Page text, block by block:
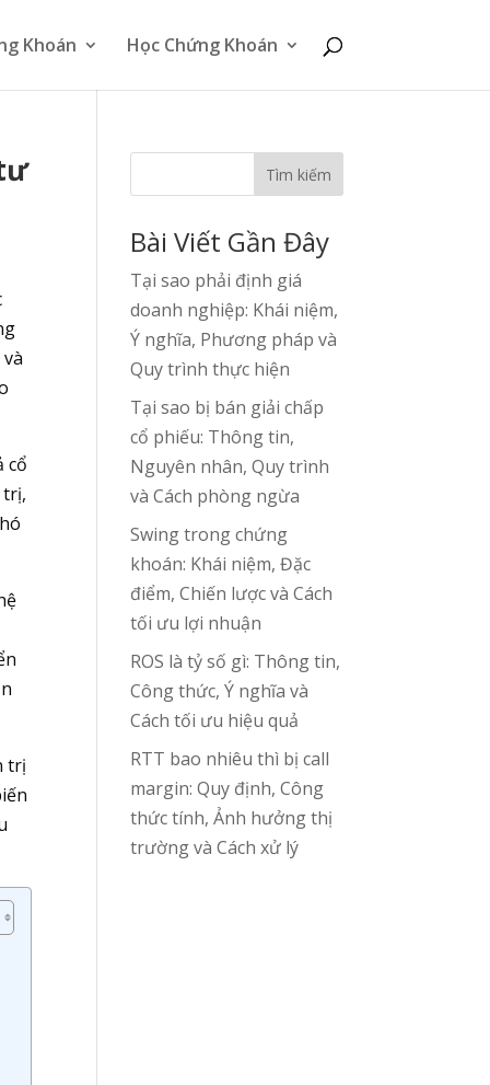
Khoán Học Chứng Khoán
cổ
trị,
trị
Tìm kiếm
Bài Viết Gần Đây
Tại sao phải định giá
doanh nghiệp: Khái niệm,
Ý nghĩa, Phương pháp và
Quy trình thực hiện
Tại sao bị bán giải chấp
cổ phiếu: Thông tin,
Nguyên nhân, Quy trình
và Cách phòng ngừa
Swing trong chứng
khoán: Khái niệm, Đặc
điểm, Chiến lược và Cách
tối ưu lợi nhuận
ROS là tỷ số gì: Thông tin,
Công thức, Ý nghĩa và
Cách tối ưu hiệu quả
RTT bao nhiêu thì bị call
margin: Quy định, Công
thức tính, Ảnh hưởng thị
trường và Cách xử lý